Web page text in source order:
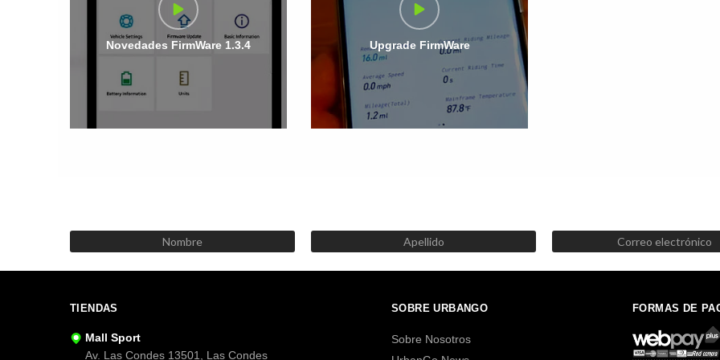
Novedades FirmWare 1.3.4 Upgrade FirmWare
TIENDAS
Mall Sport
Av. Las Condes 13501, Las Condes
SOBRE URBANGO
Sobre Nosotros
FORMAS DE